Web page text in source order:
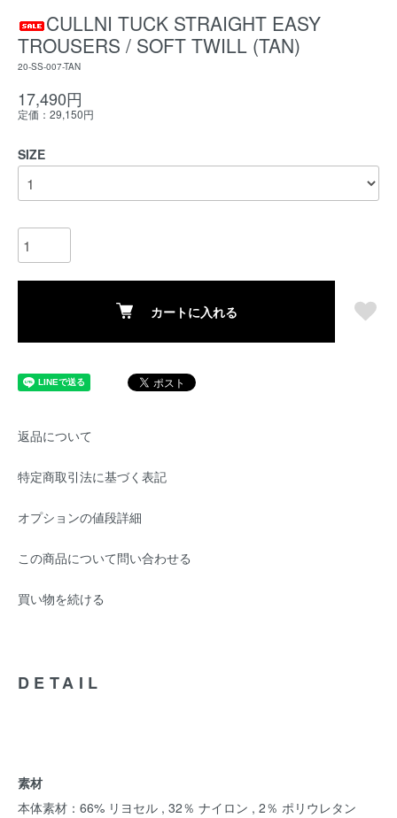
CULLNI TUCK STRAIGHT EASY
TROUSERS / SOFT TWILL (TAN)
20-SS-007-TAN
17,490円
定価：29,150円
SIZE
カートに入れる
返品について
特定商取引法に基づく表記
オプションの値段詳細
この商品について問い合わせる
買い物を続ける
DETAIL
素材
本体素材：66% リヨセル , 32％ ナイロン , 2％ ポリウレタン